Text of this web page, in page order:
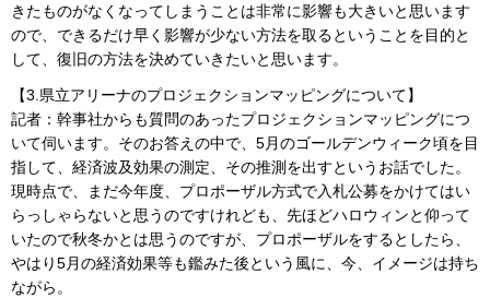
きたものがなくなってしまうことは非常に影響も大きいと思います
ので、できるだけ早く影響が少ない方法を取るということを目的と
して、復旧の方法を決めていきたいと思います。
【3.県立アリーナのプロジェクションマッピングについて】
記者：幹事社からも質問のあったプロジェクションマッピングにつ
いて伺います。そのお答えの中で、5月のゴールデンウィーク頃を目
指して、経済波及効果の測定、その推測を出すというお話でした。
現時点で、まだ今年度、プロポーザル方式で入札公募をかけてはい
らっしゃらないと思うのですけれども、先ほどハロウィンと仰って
いたので秋冬かとは思うのですが、プロポーザルをするとしたら、
やはり5月の経済効果等も鑑みた後という風に、今、イメージは持ち
ながら。